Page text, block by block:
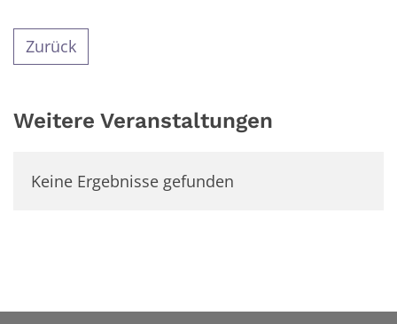
Zurück
Weitere Veranstaltungen
Keine Ergebnisse gefunden